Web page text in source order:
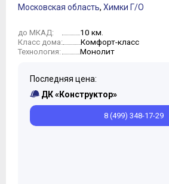
Московская область, Химки Г/О
до МКАД: 10 км.
Класс дома: Комфорт-класс
Технология: Монолит
Последняя цена:
ДК «Конструктор»
8 (499) 348-17-29